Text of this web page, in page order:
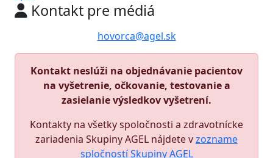
Kontakt pre médiá
hovorca@agel.sk
Kontakt neslúži na objednávanie pacientov
na vyšetrenie, očkovanie, testovanie a
zasielanie výsledkov vyšetrení.
Kontakty na všetky spoločnosti a zdravotnícke
zariadenia Skupiny AGEL nájdete vzozname
spločností Skupiny AGEL